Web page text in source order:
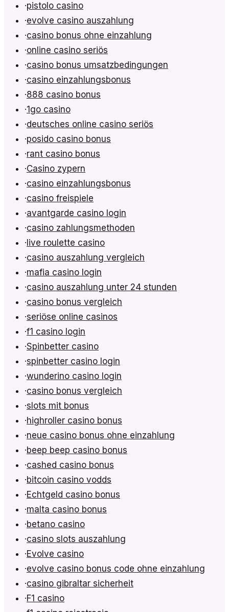
·pistolo casino
·evolve casino auszahlung
·casino bonus ohne einzahlung
·online casino seriös
·casino bonus umsatzbedingungen
·casino einzahlungsbonus
·888 casino bonus
·1go casino
·deutsches online casino seriös
·posido casino bonus
·rant casino bonus
·Casino zypern
·casino einzahlungsbonus
·casino freispiele
·avantgarde casino login
·casino zahlungsmethoden
· live roulette casino
·casino auszahlung vergleich
·mafia casino login
·casino auszahlung unter 24 stunden
·casino bonus vergleich
·seriöse online casinos
·f1 casino login
·Spinbetter casino
·spinbetter casino login
·wunderino casino login
·casino bonus vergleich
·slots mit bonus
·highroller casino bonus
·neue casino bonus ohne einzahlung
·beep beep casino bonus
·cashed casino bonus
·bitcoin casino vodds
·Echtgeld casino bonus
·malta casino bonus
·betano casino
·casino slots auszahlung
·Evolve casino
·evolve casino bonus code ohne einzahlung
·casino gibraltar sicherheit
·F1 casino